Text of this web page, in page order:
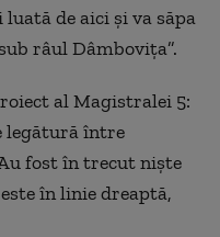
de aici şi va săpa
râul Dâmboviţa”.
al Magistralei 5:
legătură între
fost în trecut nişte
în linie dreaptă,